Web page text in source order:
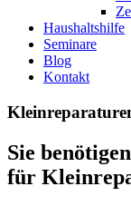
Haushaltshilfe
Seminare
Blog
Kontakt
Sie
für